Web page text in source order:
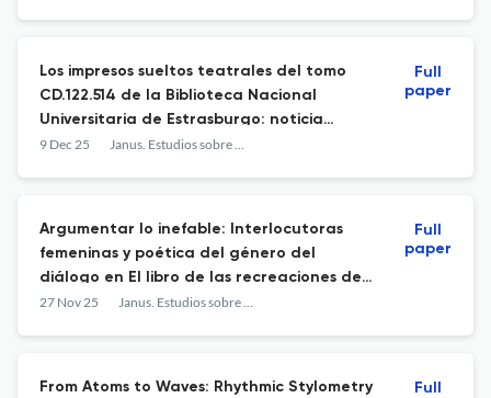
Los impresos sueltos teatrales del tomo
CD.122.514 de la Biblioteca Nacional
Universitaria de Estrasburgo: noticia
bibliográfica
9 Dec 25 Janus. Estudios sobre el Siglo de Oro
Full
paper
Argumentar lo inefable: Interlocutoras
femeninas y poética del género del
diálogo en El libro de las recreaciones de
María de San José
27 Nov 25 Janus. Estudios sobre el Siglo de Oro
Full
paper
From Atoms to Waves: Rhythmic Stylometry
Full